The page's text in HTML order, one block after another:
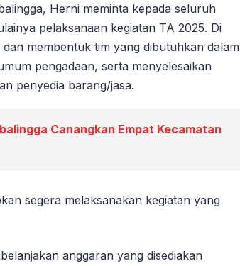
Herni meminta kepada seluruh
pelaksanaan kegiatan TA 2025. Di
membentuk tim yang dibutuhkan dalam
pengadaan, serta menyelesaikan
penyedia barang/jasa.
Canangkan Empat Kecamatan
segera melaksanakan kegiatan yang
anggaran yang disediakan